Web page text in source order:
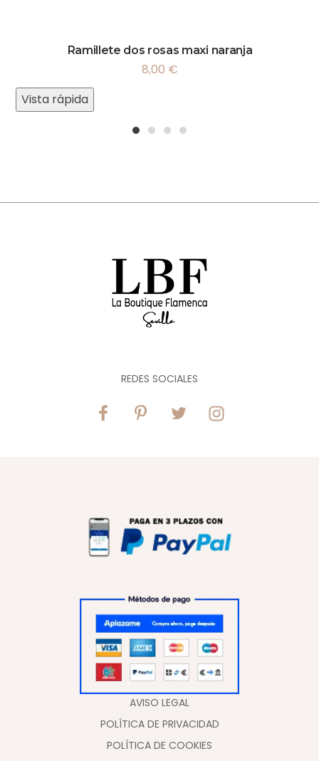
Ramillete dos rosas maxi naranja
8,00 €
Vista rápida
REDES SOCIALES
AVISO LEGAL
POLÍTICA DE PRIVACIDAD
POLÍTICA DE COOKIES